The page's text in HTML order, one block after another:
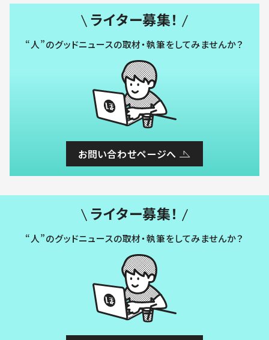
ライター募集！
“人”のグッドニュースの取材・執筆をしてみませんか？
お問い合わせページへ
ライター募集！
“人”のグッドニュースの取材・執筆をしてみませんか？